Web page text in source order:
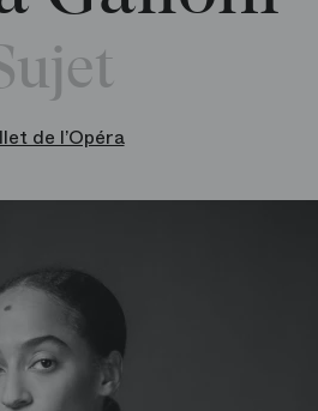
de l’Opéra